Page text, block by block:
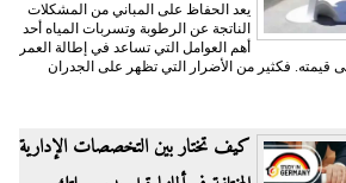
يعد الحفاظ على المباني من المشكلات
الناتجة عن الرطوبة وتسربات المياه أحد
أهم العوامل التي تساعد في إطالة العمر
قيمته. فكثير من الأضرار التي تظهر على الجدران
كيف تختار بين التخصصات الإدارية